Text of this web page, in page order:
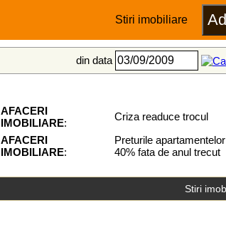
Stiri imobiliare
din data
AFACERI
IMOBILIARE:
Criza readuce trocul
AFACERI
IMOBILIARE:
Preturile
40% fata de anul trecut
Stiri